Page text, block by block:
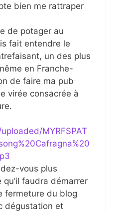
bien me rattraper
de potager au
fait entendre le
un des plus
en Franche-
de faire ma pub
virée consacrée à
MYRFSPAT
vous plus
faudra démarrer
fermeture du blog
dégustation et